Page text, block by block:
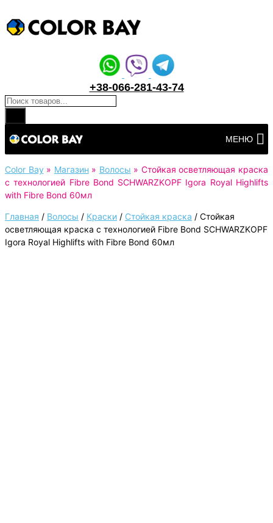
+38-066-281-43-74
Поиск товаров
контенту
МЕНЮ
Color Bay » Магазин » Волосы » Стойкая осветляющая краска
с технологией Fibre Bond SCHWARZKOPF Igora Royal Highlifts
with Fibre Bond 60мл
Главная / Волосы / Краски / Стойкая краска / Стойкая
осветляющая краска с технологией Fibre Bond SCHWARZKOPF
Igora Royal Highlifts with Fibre Bond 60мл